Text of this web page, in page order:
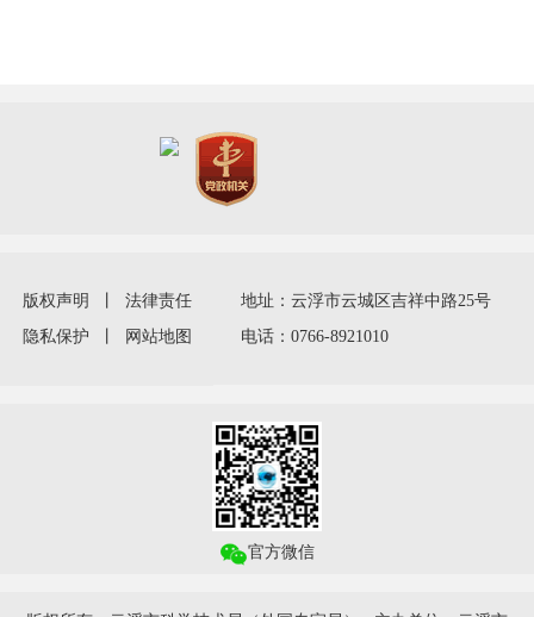
版权声明
法律责任
隐私保护
网站地图
地址：云浮市云城区吉祥中路25号
电话：0766-8921010
官方微信